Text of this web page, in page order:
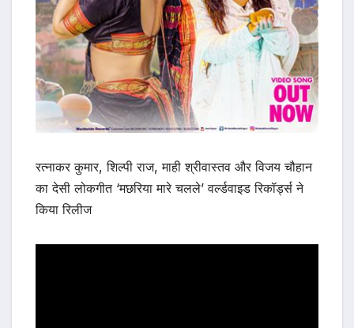
रत्नाकर कुमार, शिल्पी राज, माही श्रीवास्तव और विजय चौहान
का देसी लोकगीत ‘मछरिया मारे चलले’ वर्ल्डवाइड रिकॉर्ड्स ने
किया रिलीज